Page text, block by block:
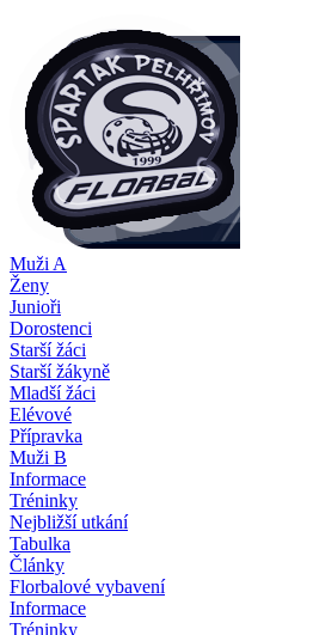
Muži A
Ženy
Junioři
Dorostenci
Starší žáci
Starší žákyně
Mladší žáci
Elévové
Přípravka
Muži B
Informace
Tréninky
Nejbližší utkání
Tabulka
Články
Florbalové vybavení
Informace
Tréninky